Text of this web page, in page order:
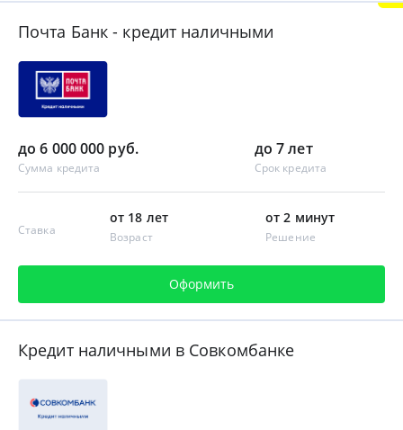
Почта Банк - кредит наличными
до 6 000 000 руб.
Сумма кредита
до 7 лет
Срок кредита
Ставка
от 18 лет
Возраст
от 2 минут
Решение
Оформить
Кредит наличными в Совкомбанке